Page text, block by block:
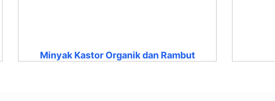
Minyak Kastor Organik dan Rambut